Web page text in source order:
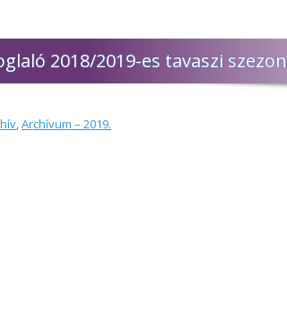
2018/2019-es tavaszi szezon
,Archívum – 2019.